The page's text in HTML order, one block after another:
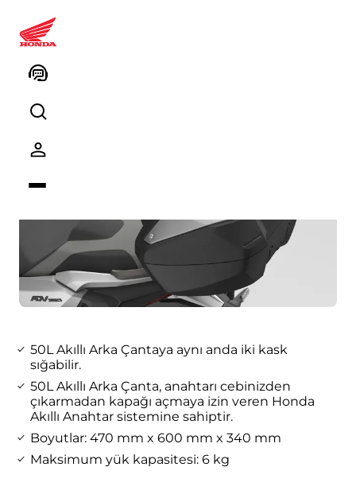
50L Akıllı Arka Çantaya aynı anda iki kask
sığabilir.
50L Akıllı Arka Çanta, anahtarı cebinizden
çıkarmadan kapağı açmaya izin veren Honda
Akıllı Anahtar sistemine sahiptir.
Boyutlar: 470 mm x 600 mm x 340 mm
Maksimum yük kapasitesi: 6 kg